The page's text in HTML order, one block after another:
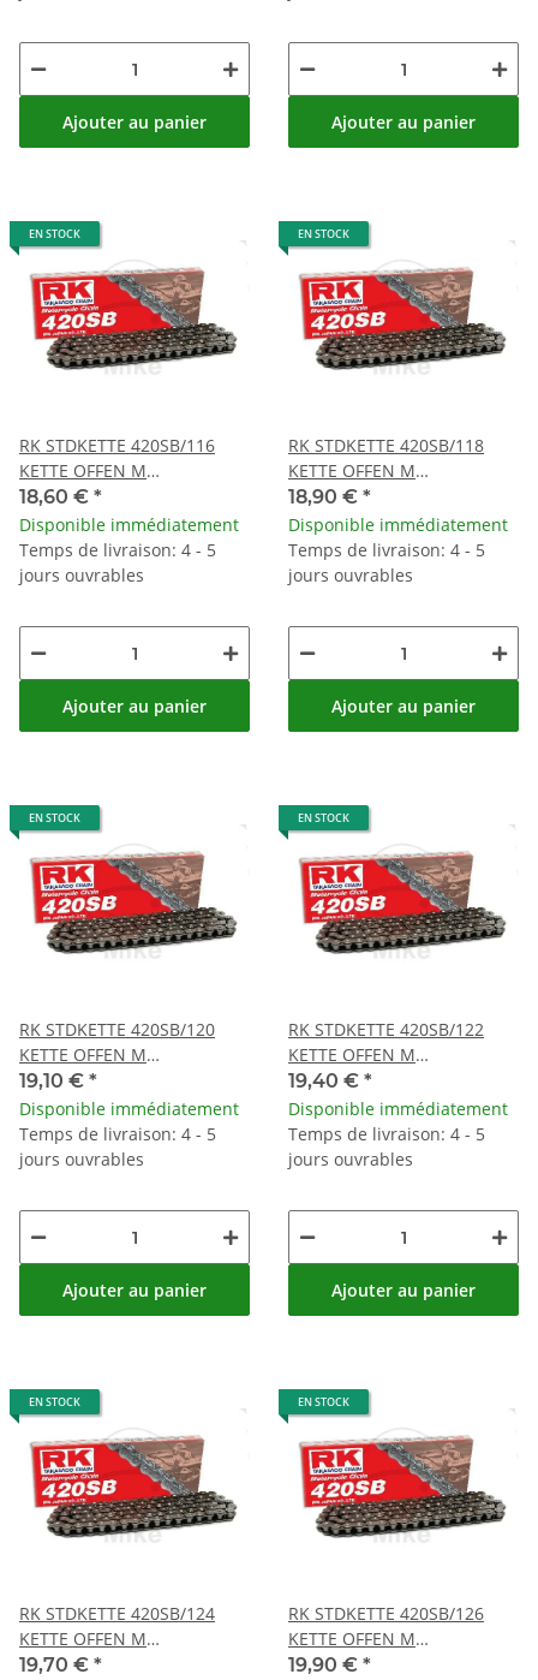
Ajouter au panier Ajouter au panier
EN STOCK
RK STDKETTE 420SB/116
KETTE OFFEN M
CLIPSCHLOSS
18,60 € *
Disponible immédiatement
Temps de livraison: 4 - 5
jours ouvrables
Ajouter au panier
EN STOCK
RK STDKETTE 420SB/118
KETTE OFFEN M
CLIPSCHLOSS
18,90 € *
Disponible immédiatement
Temps de livraison: 4 - 5
jours ouvrables
Ajouter au panier
EN STOCK
RK STDKETTE 420SB/120
KETTE OFFEN M
CLIPSCHLOSS
19,10 € *
Disponible immédiatement
Temps de livraison: 4 - 5
jours ouvrables
Ajouter au panier
EN STOCK
RK STDKETTE 420SB/122
KETTE OFFEN M
CLIPSCHLOSS
19,40 € *
Disponible immédiatement
Temps de livraison: 4 - 5
jours ouvrables
Ajouter au panier
EN STOCK
RK STDKETTE 420SB/124
KETTE OFFEN M
CLIPSCHLOSS
19,70 € *
EN STOCK
RK STDKETTE 420SB/126
KETTE OFFEN M
CLIPSCHLOSS
19,90 € *